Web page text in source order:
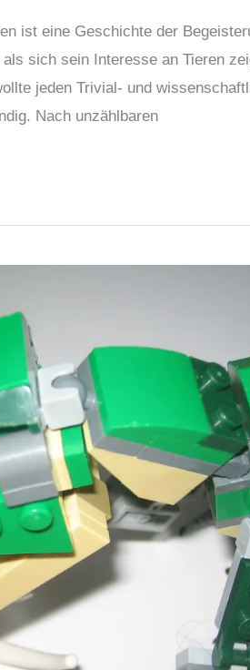
ist eine Geschichte der
sich sein Interesse an Tieren
jeden Trivial- und
Nach unzählbaren